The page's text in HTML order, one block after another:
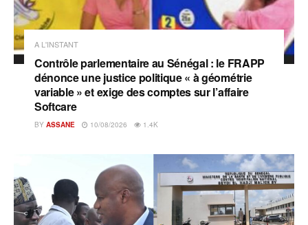
A L'INSTANT
Contrôle parlementaire au Sénégal : le FRAPP
dénonce une justice politique « à géométrie
variable » et exige des comptes sur l’affaire
Softcare
BY ASSANE 10/08/2026 1.4K